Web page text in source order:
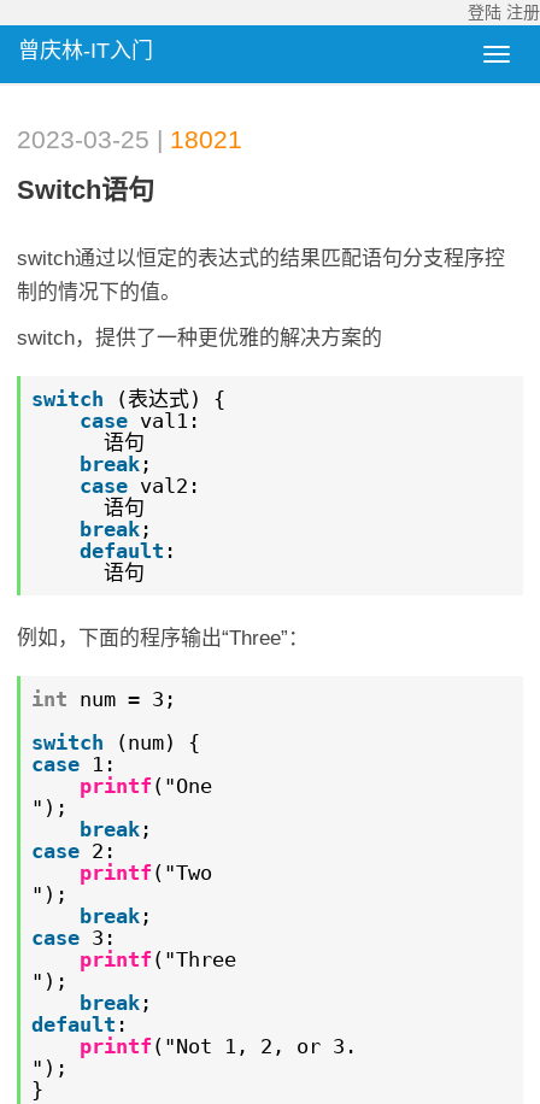
登陆 注册
曾庆林-IT入门
2023-03-25 | 18021
Switch语句
switch通过以恒定的表达式的结果匹配语句分支程序控
制的情况下的值。
switch，提供了一种更优雅的解决方案的
switch
(表达式) {
case val1:
语句
break;
case val2:
语句
break;
default :
语句
例如，下面的程序输出“Three”：
int num = 3;
switch
(num) {
case
1:
printf ("One
");
break;
case 2:
printf ("Two
");
break;
case 3:
printf ("Three
");
break;
default :
printf ("Not 1, 2, or 3.
");
}